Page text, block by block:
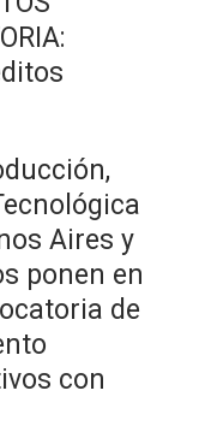
Aires y
ponen en
de
con